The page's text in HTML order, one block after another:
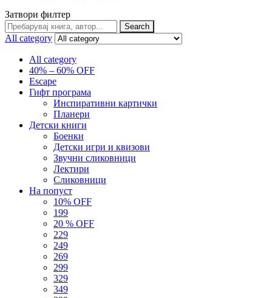
Затвори филтер
Search
for:
Search
All category
All category
40% – 60% OFF
Escape
Гифт програма
Инспиративни картички
Планери
Детски книги
Боенки
Детски игри и квизови
Звучни сликовници
Лектири
Сликовници
На попуст
10% OFF
199
20 % OFF
229
249
269
299
329
349